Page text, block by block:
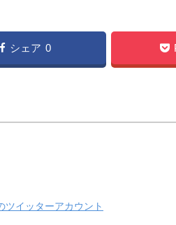
シェア 0
ツイッターアカウント